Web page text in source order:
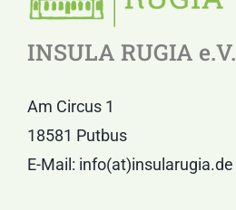
INSULA RUGIA e.V.
Am Circus 1
18581 Putbus
E-Mail: info(at)insularugia.de